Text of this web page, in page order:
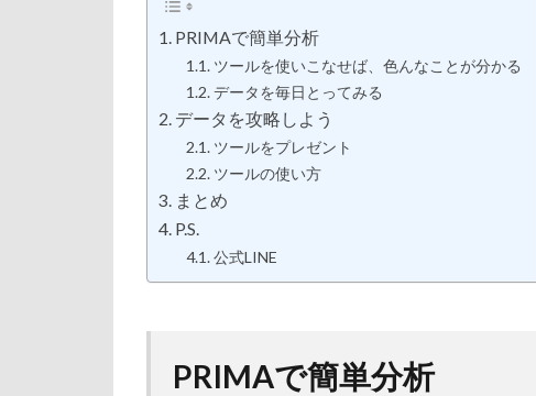
PRIMAで簡単分析
ツールを使いこなせば、色んなことが分かる
データを毎日とってみる
データを攻略しよう
ツールをプレゼント
ツールの使い方
まとめ
P.S.
公式LINE
PRIMAで簡単分析